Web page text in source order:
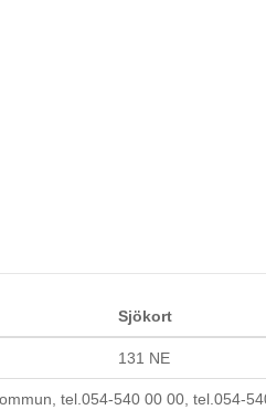
Sjökort
131 NE
tel.054-540 00 00, tel.054-